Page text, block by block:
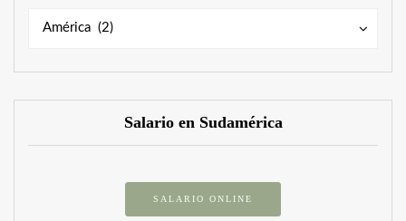
Categorías
América (2)
Categorías
Salario en Sudamérica
SALARIO ONLINE